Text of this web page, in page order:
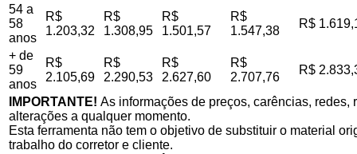
54 a
58
anos
R$
1.203,32
R$
1.308,95
R$
1.501,57
R$
1.547,38
R$
+ de
59
anos
R$
2.105,69
R$
2.290,53
R$
2.627,60
R$
2.707,76
R$
IMPORTANTE! As informações de preços, carências,
alterações a qualquer momento.
Esta ferramenta não tem o objetivo de substituir o material
trabalho do corretor e cliente.